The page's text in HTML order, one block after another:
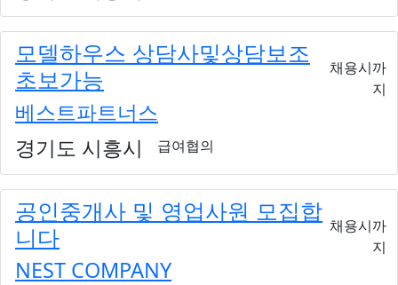
모델하우스 상담사및상담보조
초보가능
베스트파트너스
채용시까
지
경기도 시흥시 급여협의
공인중개사 및 영업사원 모집합
니다
NEST COMPANY
채용시까
지